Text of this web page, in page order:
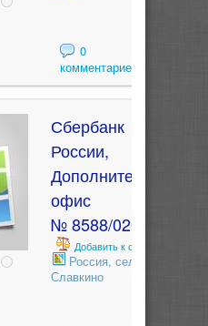
0
комментариев
Сбербанк
России,
Дополнительный
офис
№ 8588/0206
Добавить к сравнению
Россия, село
Славкино